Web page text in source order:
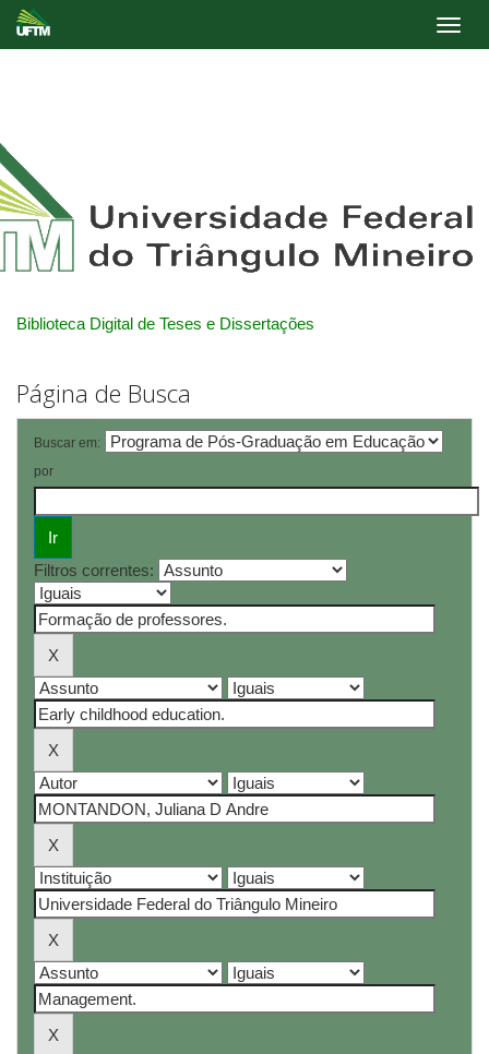
Biblioteca Digital de Teses e Dissertações
Página de Busca
Buscar em:
por
Filtros correntes: